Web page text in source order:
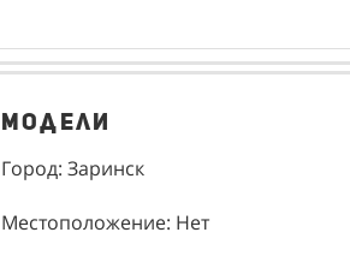
Модели
Город: Заринск
Местоположение: Нет